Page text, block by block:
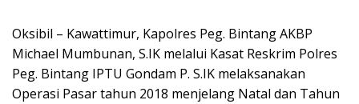
Oksibil – Kawattimur, Kapolres Peg. Bintang AKBP
Michael Mumbunan, S.IK melalui Kasat Reskrim Polres
Peg. Bintang IPTU Gondam P. S.IK melaksanakan
Operasi Pasar tahun 2018 menjelang Natal dan Tahun